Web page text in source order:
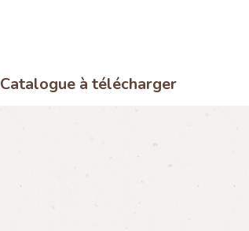
Catalogue à télécharger